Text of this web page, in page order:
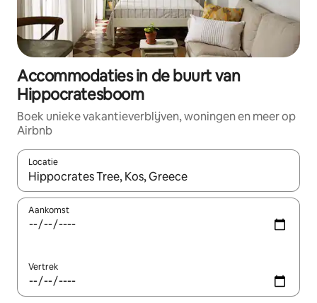
Accommodaties in de buurt van
Hippocratesboom
Boek unieke vakantieverblijven, woningen en meer op
Airbnb
Locatie
Wanneer er resultaten beschikbaar zijn, maak je een keuze
Aankomst
Vertrek